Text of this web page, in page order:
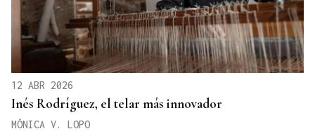
12 ABR 2026
Inés Rodríguez, el telar más innovador
MÓNICA V. LOPO